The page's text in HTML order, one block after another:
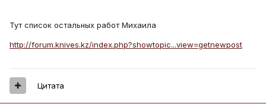
Тут список остальных работ Михаила
http://forum.knives.kz/index.php?showtopic...view=getnewpost
Цитата